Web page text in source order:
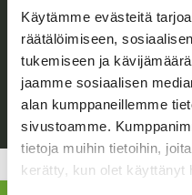
Käytämme evästeitä
räätälöimiseen,
tukemiseen ja
jaamme sosiaalisen
alan kumppaneillemme
sivustoamme.
tietoja muihin tietoihin,
kerätty, kun olet käyttänyt
Rakennamme kiveysalueet
osuus kustannuksista on
materiaalit ja työt, mikä